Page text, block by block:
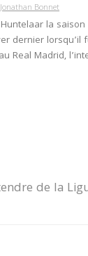
Jonathan Bonnet
la
dernier
Real Madrid,
de la